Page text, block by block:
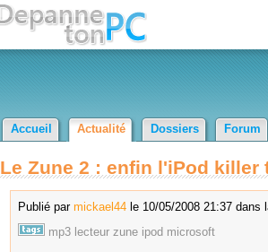
Accueil Actualité Dossiers Forum
Le Zune 2 : enfin l'iPod killer
Publié par mickael44le 10/05/2008 21:37 dans
mp3 lecteur zune ipod microsoft